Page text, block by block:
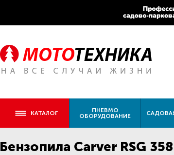
КАТАЛОГ
ПНЕВМО
ОБОРУДОВАНИЕ
Бензопила Carver RSG 358